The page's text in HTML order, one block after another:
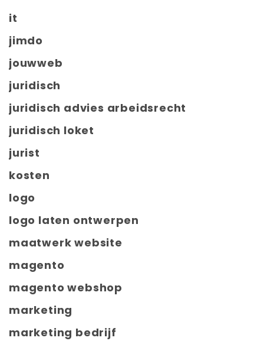
it
jimdo
jouwweb
juridisch
juridisch advies arbeidsrecht
juridisch loket
jurist
kosten
logo
logo laten ontwerpen
maatwerk website
magento
magento webshop
marketing
marketing bedrijf